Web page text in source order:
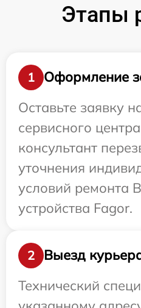
Этапы
1
Оформление
Оставьте заявку
сервисного
консультант
уточнения
условий ремонта
устройства Fagor.
2
Выезд
Технический